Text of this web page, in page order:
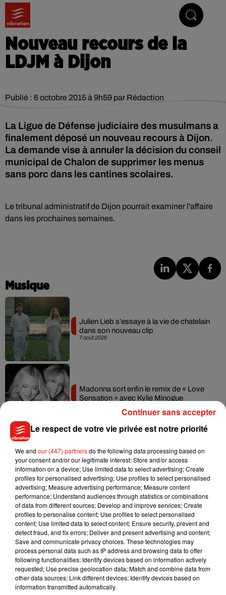
Nouveau recours de la
LDJM à Dijon
Publié : 6 octobre 2015 à 9h59 par Rédaction
La Ligue de Défense judiciaire des musulmans a
finalement déposé un nouveau recours à Dijon.
La demande vise à annuler la décision du conseil
municipal de Chalon de supprimer les menus
sans porc dans les cantines scolaires.
Le tribunal administratif de Dijon pourrait examiner l'affaire
dans les prochaines semaines.
Musique
7 août 2026
Julien Lieb s’essaye à la vie de chatelain
dans son nouveau clip
Madonna sort enfin le remix de « Love
Sensation » avec Kylie Minogue
7 août 2026
Tayc et Didi B dévoilent le single le plus
dansant de l’année
7 août 2026
Angèle et Amélie Lens dévoilent leur
collaboration tant attendue
Benny Blanco invite Selena Gomez et
Le respect de votre vie privée est notre priorité
We and our (447) partnersdo the following data processing based on
your consent and/or our legitimate interest: Store and/or access
information on a device; Use limited data to select advertising; Create
profiles for personalised advertising; Use profiles to select personalised
advertising; Measure advertising performance; Measure content
performance; Understand audiences through statistics or combinations
of data from different sources; Develop and improve services; Create
profiles to personalise content; Use profiles to select personalised
content; Use limited data to select content; Ensure security, prevent and
detect fraud, and fix errors; Deliver and present advertising and content;
Save and communicate privacy choices. These technologies may
process personal data such as IP address and browsing data to offer
following functionalities: Identify devices based on information actively
requested; Use precise geolocation data; Match and combine data from
other data sources; Link different devices; Identify devices based on
information transmitted automatically.
Continuer sans accepter